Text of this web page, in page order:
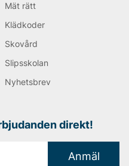
Mät rätt
Klädkoder
Skovård
Slipsskolan
Nyhetsbrev
direkt!
Anmäl